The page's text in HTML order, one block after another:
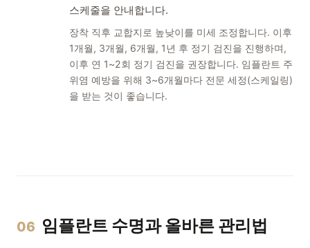
스케줄을 안내합니다.
장착 직후 교합지로 높낮이를 미세 조정합니다. 이후
1개월, 3개월, 6개월, 1년 후 정기 검진을 진행하며,
이후 연 1~2회 정기 검진을 권장합니다. 임플란트 주
위염 예방을 위해 3~6개월마다 전문 세정(스케일링)
을 받는 것이 좋습니다.
06 임플란트 수명과 올바른 관리법